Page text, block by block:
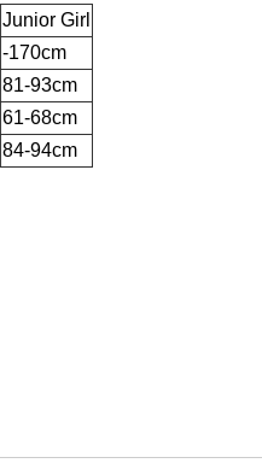
Junior Girl
-170cm
81-93cm
61-68cm
84-94cm